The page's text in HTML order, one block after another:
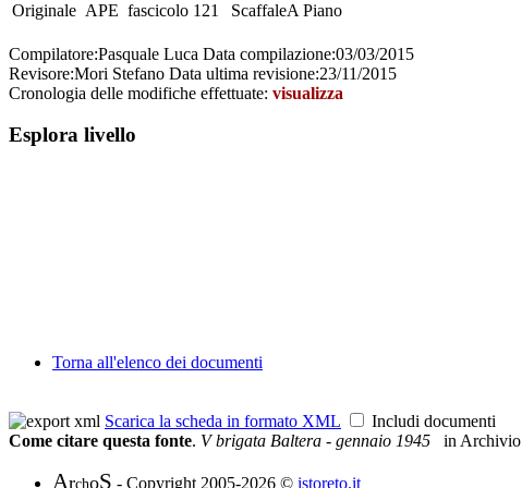
Originale APE fascicolo 121 ScaffaleA Piano
Compilatore:Pasquale Luca Data compilazione:03/03/2015
Revisore:Mori Stefano Data ultima revisione:23/11/2015
Cronologia delle modifiche effettuate: visualizza
Esplora livello
Torna all'elenco dei documenti
Scarica la scheda in formato XML
Includi documenti
Come citare questa fonte. V brigata Baltera - gennaio 1945 in Archivio
ArchoS - Copyright 2005-2026 © istoreto.it